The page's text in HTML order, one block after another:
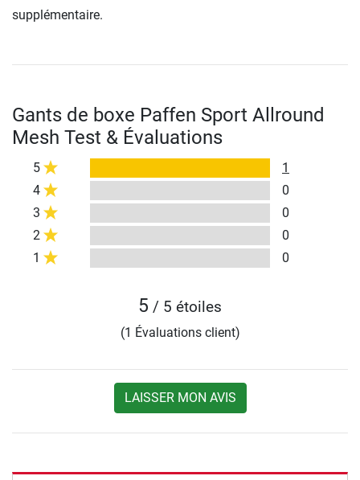
supplémentaire.
Gants de boxe Paffen Sport Allround
Mesh Test & Évaluations
5
1
4
0
3
0
2
0
1
0
5 / 5 étoiles
(1 Évaluations client)
LAISSER MON AVIS